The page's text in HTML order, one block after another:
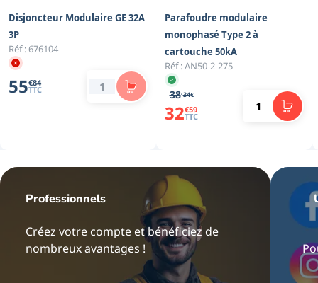
Disjoncteur Modulaire GE 32A
3P
Réf :676104
55€84
TTC
Parafoudre modulaire
monophasé Type 2 à
cartouche 50kA
Réf :AN50-2-275
38,34€
32€59
TTC
Professionnels
Créez votre compte et bénéficiez de
nombreux avantages !